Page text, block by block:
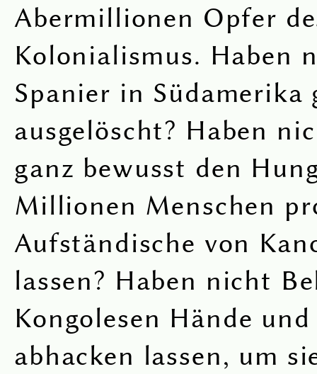
Abermillionen Opfer
Kolonialismus. Haben
Spanier in Südamerika
ausgelöscht? Haben
ganz bewusst den
Millionen Menschen
Aufständische von
lassen? Haben nicht
Kongolesen Hände
abhacken lassen, um